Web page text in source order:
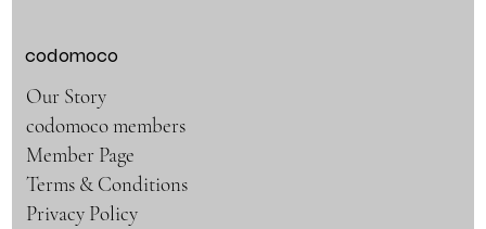
codomoco
Our Story
codomoco members
Member Page
Terms & Conditions
Privacy Policy